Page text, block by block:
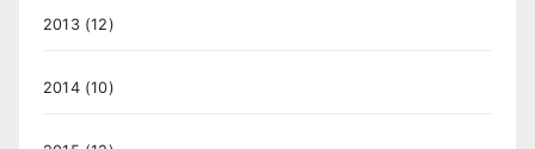
2013(12)
2014(10)